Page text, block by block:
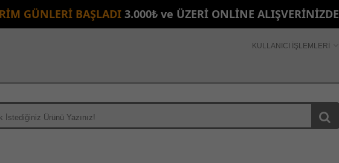
GÜNLERİ BAŞLADI 3.000₺ ve ÜZERİ ONLİNE ALIŞVERİNİZDE
KULLANICI İŞLEMLERİ